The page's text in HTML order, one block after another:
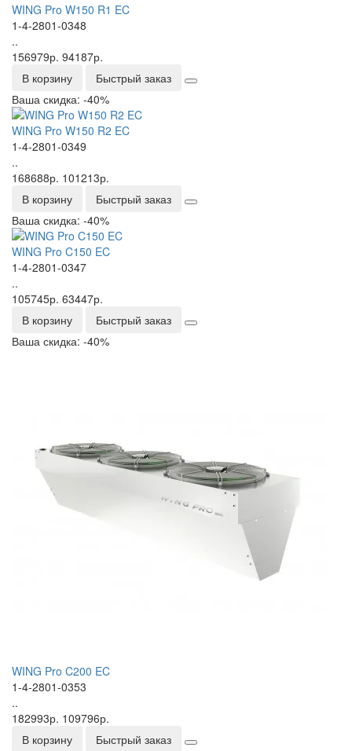
WING Pro W150 R1 EC
1-4-2801-0348
..
156979р. 94187р.
В корзину
Быстрый заказ
Ваша скидка: -40%
WING Pro W150 R2 EC
1-4-2801-0349
..
168688р. 101213р.
В корзину
Быстрый заказ
Ваша скидка: -40%
WING Pro C150 EC
1-4-2801-0347
..
105745р. 63447р.
В корзину
Быстрый заказ
Ваша скидка: -40%
WING Pro C200 EC
1-4-2801-0353
..
182993р. 109796р.
В корзину
Быстрый заказ